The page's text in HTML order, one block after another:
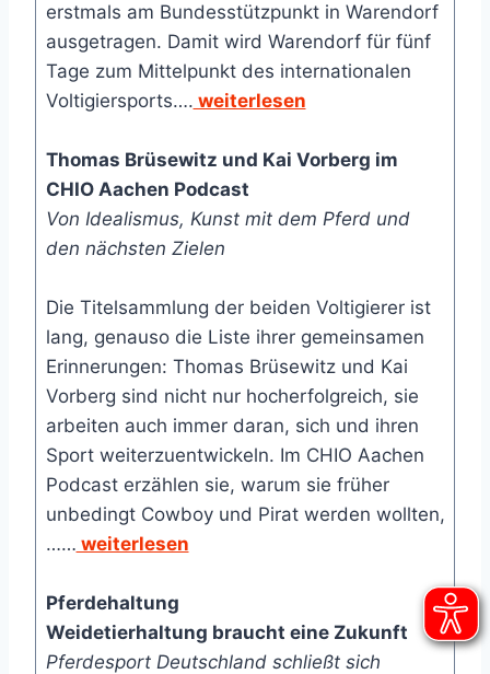
erstmals am Bundesstützpunkt in Warendorf
ausgetragen. Damit wird Warendorf für fünf
Tage zum Mittelpunkt des internationalen
Voltigiersports…. weiterlesen
Thomas Brüsewitz und Kai Vorberg im
CHIO Aachen Podcast
Von Idealismus, Kunst mit dem Pferd und
den nächsten Zielen
Die Titelsammlung der beiden Voltigierer ist
lang, genauso die Liste ihrer gemeinsamen
Erinnerungen: Thomas Brüsewitz und Kai
Vorberg sind nicht nur hocherfolgreich, sie
arbeiten auch immer daran, sich und ihren
Sport weiterzuentwickeln. Im CHIO Aachen
Podcast erzählen sie, warum sie früher
unbedingt Cowboy und Pirat werden wollten,
…… weiterlesen
Pferdehaltung
Weidetierhaltung braucht eine Zukunft
Pferdesport Deutschland schließt sich